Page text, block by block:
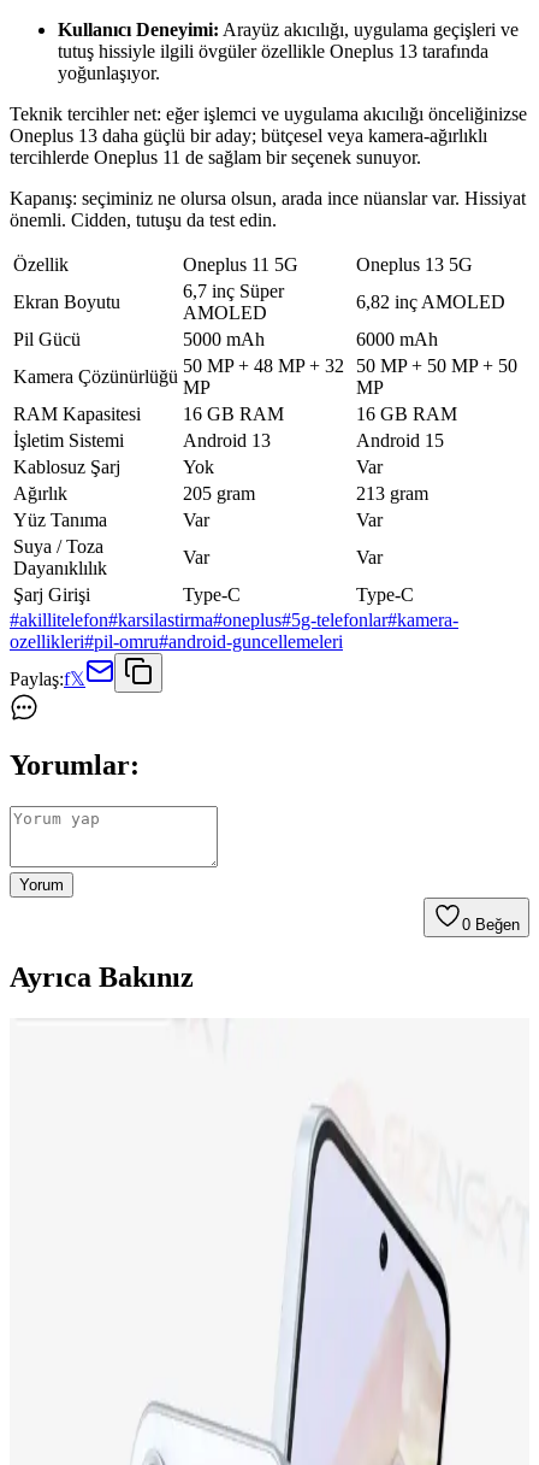
Kullanıcı Deneyimi: Arayüz akıcılığı, uygulama geçişleri ve
tutuş hissiyle ilgili övgüler özellikle Oneplus 13 tarafında
yoğunlaşıyor.
Teknik tercihler net: eğer işlemci ve uygulama akıcılığı önceliğinizse
Oneplus 13 daha güçlü bir aday; bütçesel veya kamera-ağırlıklı
tercihlerde Oneplus 11 de sağlam bir seçenek sunuyor.
Kapanış: seçiminiz ne olursa olsun, arada ince nüanslar var. Hissiyat
önemli. Cidden, tutuşu da test edin.
Özellik Oneplus 11 5G
Oneplus 13 5G
Ekran Boyutu
6,7 inç Süper
AMOLED
6,82 inç AMOLED
Pil Gücü
5000 mAh
6000 mAh
Kamera Çözünürlüğü
50 MP + 48 MP + 32
MP
50 MP + 50 MP + 50
MP
RAM Kapasitesi
16 GB RAM
16 GB RAM
İşletim Sistemi
Android 13
Android 15
Kablosuz Şarj
Yok
Var
Ağırlık
205 gram
213 gram
Yüz Tanıma
Var
Var
Suya / Toza
Dayanıklılık
Var
Var
Şarj Girişi
Type-C
Type-C
#akillitelefon#karsilastirma#oneplus#5g-telefonlar#kamera-
ozellikleri#pil-omru#android-guncellemeleri
Paylaş:f𝕏
Yorumlar:
Yorum
0 Beğen
Ayrıca Bakınız
Neo dizüstü bilgisayar ve iPhone 17 arasındaki fiyat farkı, teknik
özellikler, miniaturizasyon zorlukları, üretim maliyetleri ve Apple'ın
pazar stratejileriyle şekilleniyor. Bu farkın detayları inceleniyor.
Apple iPhone 17 ve iPhone 15 Plus Karşılaştırması:
Özellikler ve Kullanıcı Yorumları
İki popüler iPhone modeli olan iPhone 17 ve iPhone 15 Plus'ın
ekran, kamera, batarya ve depolama özellikleri karşılaştırılıyor,
kullanıcı yorumlarıyla performans değerlendirmeleri sunuluyor.
Samsung Galaxy M13 İncelemesi: Ekonomik Fiyatlı
ve Gelişmiş Özelliklere Sahip Akıllı Telefon
Samsung Galaxy M13, uygun fiyatıyla dikkat çeken, geniş ekranı,